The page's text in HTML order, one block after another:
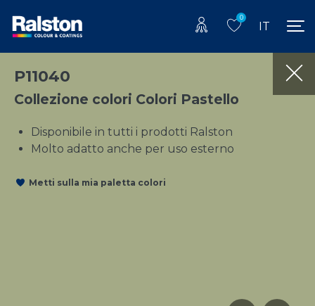
0
IT
P11040
Collezione colori Colori Pastello
Disponibile in tutti i prodotti Ralston
Molto adatto anche per uso esterno
Metti sulla mia paletta colori